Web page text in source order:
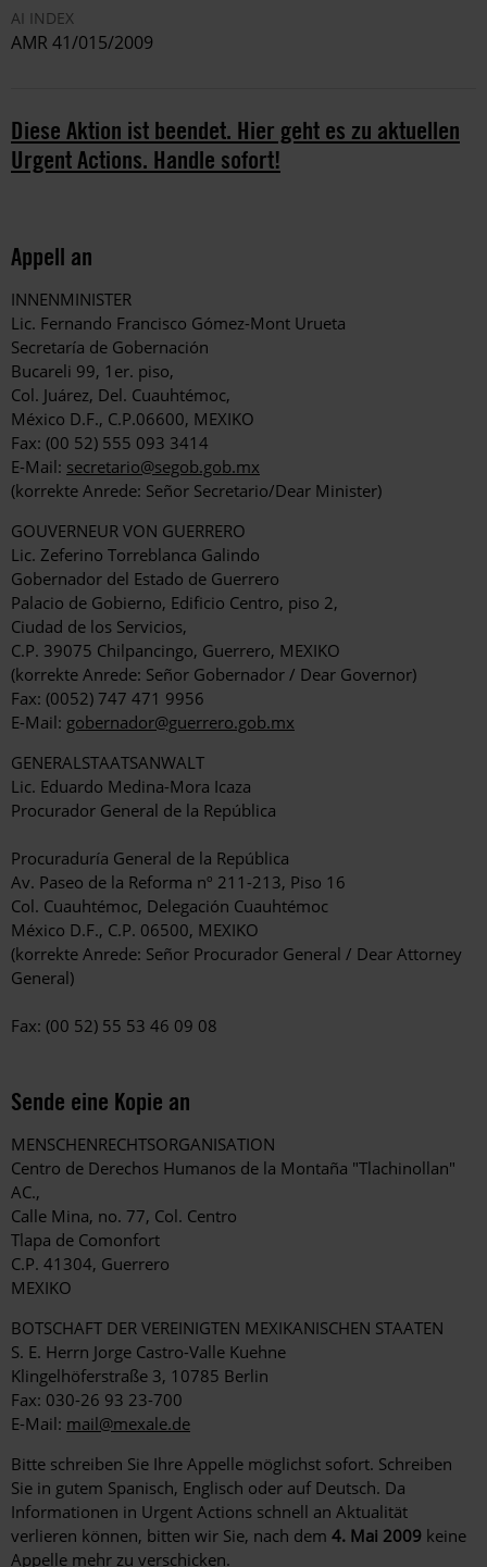
AI INDEX
AMR 41/015/2009
Diese Aktion ist beendet. Hier geht es zu aktuellen
Urgent Actions. Handle sofort!
Appell an
INNENMINISTER
Lic. Fernando Francisco Gómez-Mont Urueta
Secretaría de Gobernación
Bucareli 99, 1er. piso,
Col. Juárez, Del. Cuauhtémoc,
México D.F., C.P.06600, MEXIKO
Fax: (00 52) 555 093 3414
E-Mail: secretario@segob.gob.mx
(korrekte Anrede: Señor Secretario/Dear Minister)
GOUVERNEUR VON GUERRERO
Lic. Zeferino Torreblanca Galindo
Gobernador del Estado de Guerrero
Palacio de Gobierno, Edificio Centro, piso 2,
Ciudad de los Servicios,
C.P. 39075 Chilpancingo, Guerrero, MEXIKO
(korrekte Anrede: Señor Gobernador / Dear Governor)
Fax: (0052) 747 471 9956
E-Mail: gobernador@guerrero.gob.mx
GENERALSTAATSANWALT
Lic. Eduardo Medina-Mora Icaza
Procurador General de la República
Procuraduría General de la República
Av. Paseo de la Reforma nº 211-213, Piso 16
Col. Cuauhtémoc, Delegación Cuauhtémoc
México D.F., C.P. 06500, MEXIKO
(korrekte Anrede: Señor Procurador General / Dear Attorney
General)
Fax: (00 52) 55 53 46 09 08
Sende eine Kopie an
MENSCHENRECHTSORGANISATION
Centro de Derechos Humanos de la Montaña "Tlachinollan"
AC.,
Calle Mina, no. 77, Col. Centro
Tlapa de Comonfort
C.P. 41304, Guerrero
MEXIKO
BOTSCHAFT DER VEREINIGTEN MEXIKANISCHEN STAATEN
S. E. Herrn Jorge Castro-Valle Kuehne
Klingelhöferstraße 3, 10785 Berlin
Fax: 030-26 93 23-700
E-Mail: mail@mexale.de
Bitte schreiben Sie Ihre Appelle möglichst sofort. Schreiben
Sie in gutem Spanisch, Englisch oder auf Deutsch. Da
Informationen in Urgent Actions schnell an Aktualität
verlieren können, bitten wir Sie, nach dem 4. Mai 2009 keine
Appelle mehr zu verschicken.